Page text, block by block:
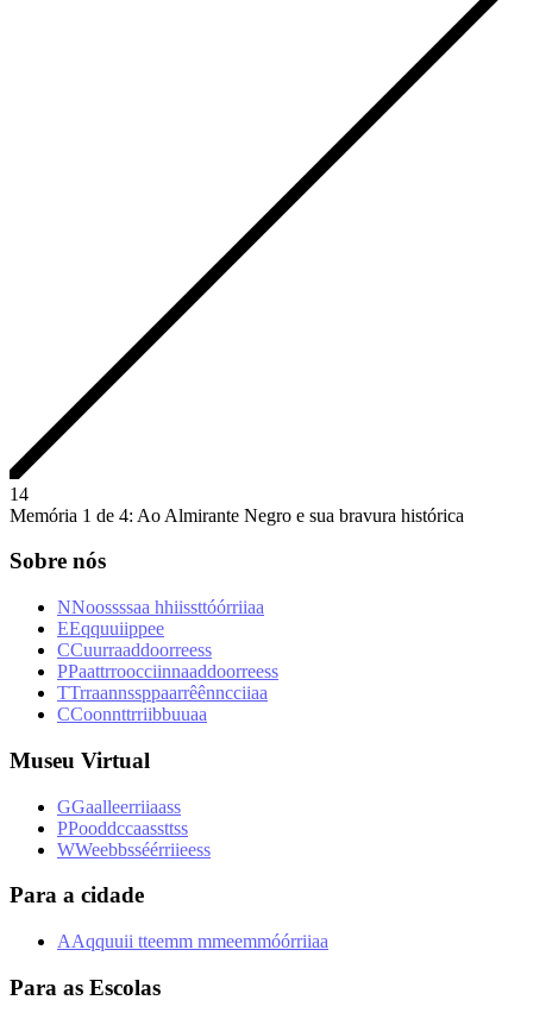
14
Memória 1 de 4: Ao Almirante Negro e sua bravura histórica
Sobre nós
NNoossssaa hhiissttóórriiaa
EEqquuiippee
CCuurraaddoorreess
PPaattrroocciinnaaddoorreess
TTrraannssppaarrêênncciiaa
CCoonnttrriibbuuaa
Museu Virtual
GGaalleerriiaass
PPooddccaassttss
WWeebbsséérriieess
Para a cidade
AAqquuii tteemm mmeemmóórriiaa
Para as Escolas